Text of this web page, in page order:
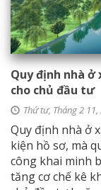
Quy định nhà
cho chủ đầu tư
Thứ tư, Tháng 2
Quy định nhà ở
kiện hồ sơ, mà
công khai minh
tăng cơ chế kê